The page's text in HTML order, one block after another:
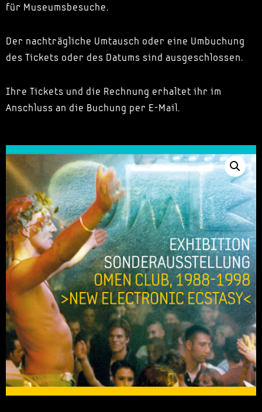
für Museumsbesuche.
Der nachträgliche Umtausch oder eine Umbuchung
des Tickets oder des Datums sind ausgeschlossen.
Ihre Tickets und die Rechnung erhaltet ihr im
Anschluss an die Buchung per E-Mail.